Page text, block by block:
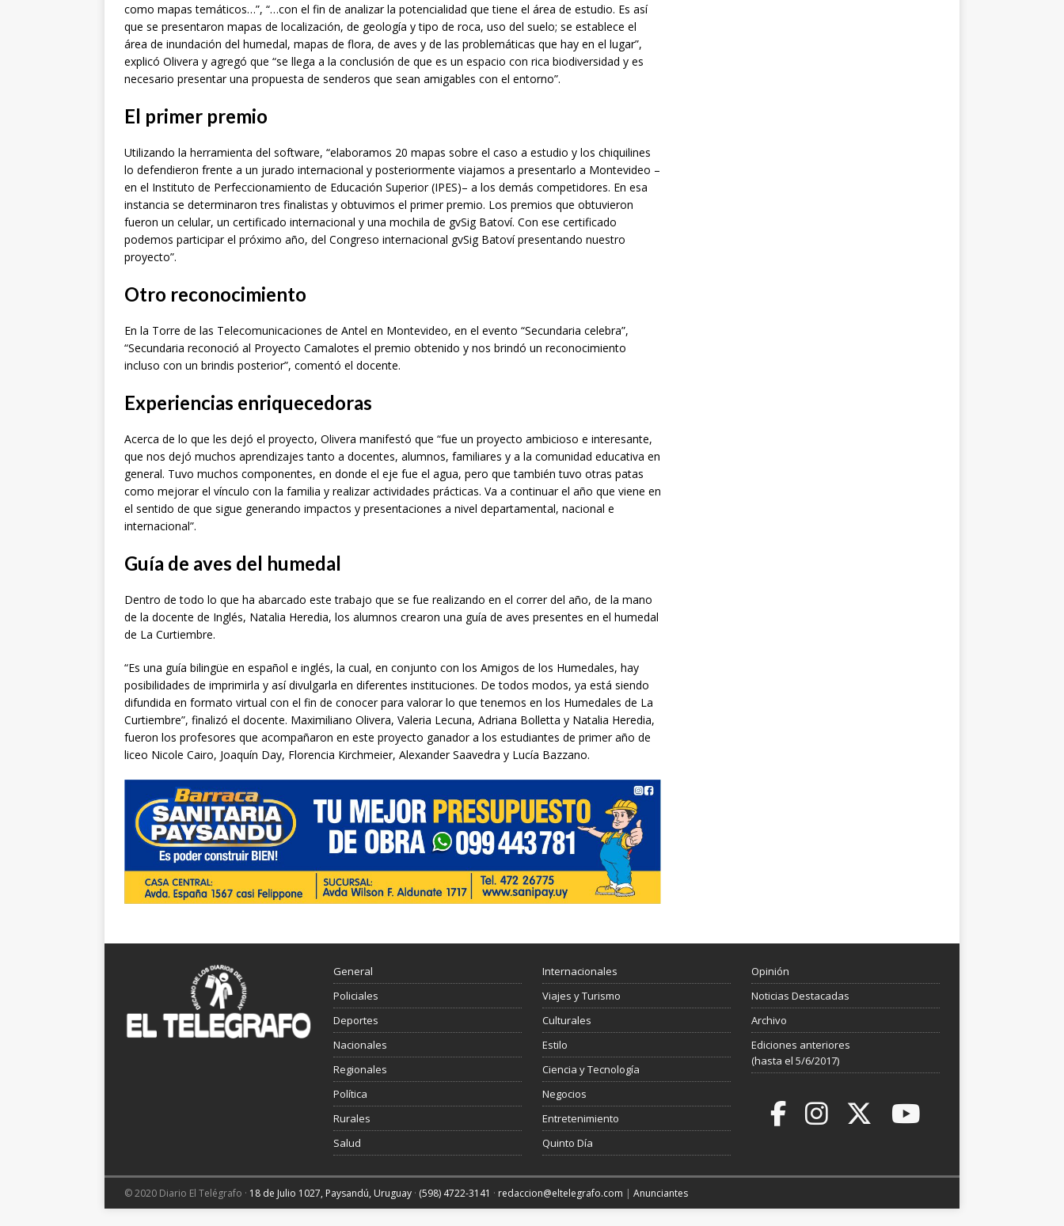
como mapas temáticos…”, “…con el fin de analizar la potencialidad que tiene el área de estudio. Es así
que se presentaron mapas de localización, de geología y tipo de roca, uso del suelo; se establece el
área de inundación del humedal, mapas de flora, de aves y de las problemáticas que hay en el lugar”,
explicó Olivera y agregó que “se llega a la conclusión de que es un espacio con rica biodiversidad y es
necesario presentar una propuesta de senderos que sean amigables con el entorno”.
El primer premio
Utilizando la herramienta del software, “elaboramos 20 mapas sobre el caso a estudio y los chiquilines
lo defendieron frente a un jurado internacional y posteriormente viajamos a presentarlo a Montevideo –
en el Instituto de Perfeccionamiento de Educación Superior (IPES)– a los demás competidores. En esa
instancia se determinaron tres finalistas y obtuvimos el primer premio. Los premios que obtuvieron
fueron un celular, un certificado internacional y una mochila de gvSig Batoví. Con ese certificado
podemos participar el próximo año, del Congreso internacional gvSig Batoví presentando nuestro
proyecto”.
Otro reconocimiento
En la Torre de las Telecomunicaciones de Antel en Montevideo, en el evento “Secundaria celebra”,
“Secundaria reconoció al Proyecto Camalotes el premio obtenido y nos brindó un reconocimiento
incluso con un brindis posterior”, comentó el docente.
Experiencias enriquecedoras
Acerca de lo que les dejó el proyecto, Olivera manifestó que “fue un proyecto ambicioso e interesante,
que nos dejó muchos aprendizajes tanto a docentes, alumnos, familiares y a la comunidad educativa en
general. Tuvo muchos componentes, en donde el eje fue el agua, pero que también tuvo otras patas
como mejorar el vínculo con la familia y realizar actividades prácticas. Va a continuar el año que viene en
el sentido de que sigue generando impactos y presentaciones a nivel departamental, nacional e
internacional”.
Guía de aves del humedal
Dentro de todo lo que ha abarcado este trabajo que se fue realizando en el correr del año, de la mano
de la docente de Inglés, Natalia Heredia, los alumnos crearon una guía de aves presentes en el humedal
de La Curtiembre.
“Es una guía bilingüe en español e inglés, la cual, en conjunto con los Amigos de los Humedales, hay
posibilidades de imprimirla y así divulgarla en diferentes instituciones. De todos modos, ya está siendo
difundida en formato virtual con el fin de conocer para valorar lo que tenemos en los Humedales de La
Curtiembre”, finalizó el docente. Maximiliano Olivera, Valeria Lecuna, Adriana Bolletta y Natalia Heredia,
fueron los profesores que acompañaron en este proyecto ganador a los estudiantes de primer año de
liceo Nicole Cairo, Joaquín Day, Florencia Kirchmeier, Alexander Saavedra y Lucía Bazzano.
General
Policiales
Deportes
Nacionales
Regionales
Política
Rurales
Salud
Internacionales
Viajes y Turismo
Culturales
Estilo
Ciencia y Tecnología
Negocios
Entretenimiento
Quinto Día
Opinión
Noticias Destacadas
Archivo
Ediciones anteriores
(hasta el 5/6/2017)
© 2020 Diario El Telégrafo · 18 de Julio 1027, Paysandú, Uruguay · (598) 4722-3141 · redaccion@eltelegrafo.com | Anunciantes